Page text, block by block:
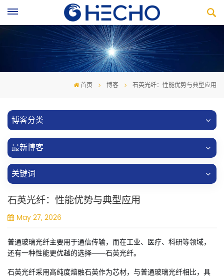
首页 博客 石英光纤：性能优势与典型应用
博客分类
最新博客
关键词
石英光纤：性能优势与典型应用
May 27, 2026
普通玻璃光纤主要用于通信传输，而在工业、医疗、科研等领域，
还有一种性能更优越的选择——石英光纤。
石英光纤采用高纯度熔融石英作为芯材，与普通玻璃光纤相比，具